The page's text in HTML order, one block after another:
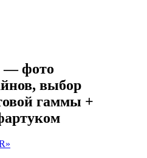
— фото
выбор
гаммы +